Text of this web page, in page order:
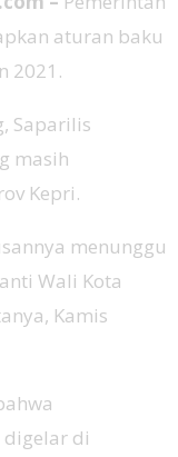
aturan baku
2021.
Saparilis
masih
Kepri.
menunggu
Wali Kota
Kamis
digelar di